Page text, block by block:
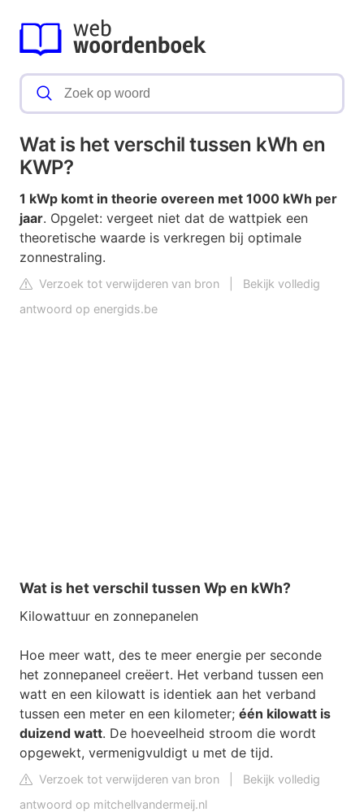
Wat is het verschil tussen kWh en
KWP?
1 kWp komt in theorie overeen met 1000 kWh per
jaar. Opgelet: vergeet niet dat de wattpiek een
theoretische waarde is verkregen bij optimale
zonnestraling.
Verzoek tot verwijderen van bron
Bekijk volledig
antwoord op energids.be
Wat is het verschil tussen Wp en kWh?
Kilowattuur en zonnepanelen
Hoe meer watt, des te meer energie per seconde
het zonnepaneel creëert. Het verband tussen een
watt en een kilowatt is identiek aan het verband
tussen een meter en een kilometer; één kilowatt is
duizend watt. De hoeveelheid stroom die wordt
opgewekt, vermenigvuldigt u met de tijd.
Verzoek tot verwijderen van bron
Bekijk volledig
antwoord op mitchellvandermeij.nl